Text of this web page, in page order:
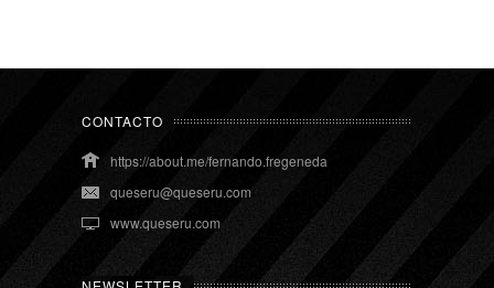
CONTACTO
https://about.me/fernando.fregeneda
queseru@queseru.com
www.queseru.com